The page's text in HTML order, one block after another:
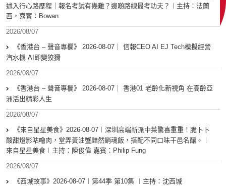
述入行心路歷程｜報名考試有幾難？邊啲路線最考功夫？︱主持：法蘭
西，嘉賓︰Bowan
2026/08/07
《香港台 – 聲音專欄》 2026-08-07｜ 信報CEO AI EJ Tech模擬經營
汽水機 AI即變狡猾
2026/08/07
《香港台 – 聲音專欄》 2026-08-07｜ 香港01 老齡化新視角 在高齡亞
洲活出精彩人生
2026/08/07
《來自星星美食》2026-08-07︱深圳高端新派中菜驚喜重重！脆卜卜
酸甜燈影咕嚕肉，堂弄黃油蟹黯然銷魂飯，搭配不同口味干邑名釀。︱
來自星星美食︱主持：陳俊偉 嘉賓：Philip Fung
2026/08/07
《西城故事》2026-08-07︱第44季 第10集 ︱主持：沈西城